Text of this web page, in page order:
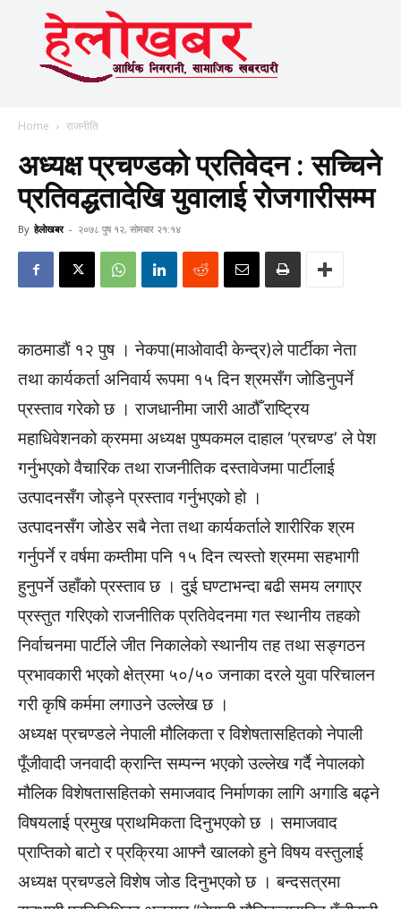
Home राजनीति
अध्यक्ष प्रचण्डको प्रतिवेदन : सच्चिने
प्रतिवद्धतादेखि युवालाई रोजगारीसम्म
By हेलाेखबर - २०७८ पुष १२, सोमबार २१:१४
काठमाडाैं १२ पुष । नेकपा(माओवादी केन्द्र)ले पार्टीका नेता
तथा कार्यकर्ता अनिवार्य रूपमा १५ दिन श्रमसँग जोडिनुपर्ने
प्रस्ताव गरेको छ । राजधानीमा जारी आठौँ राष्ट्रिय
महाधिवेशनको क्रममा अध्यक्ष पुष्पकमल दाहाल ‘प्रचण्ड’ ले पेश
गर्नुभएको वैचारिक तथा राजनीतिक दस्तावेजमा पार्टीलाई
उत्पादनसँग जोड्ने प्रस्ताव गर्नुभएको हो ।
उत्पादनसँग जोडेर सबै नेता तथा कार्यकर्ताले शारीरिक श्रम
गर्नुपर्ने र वर्षमा कम्तीमा पनि १५ दिन त्यस्तो श्रममा सहभागी
हुनुपर्ने उहाँको प्रस्ताव छ । दुई घण्टाभन्दा बढी समय लगाएर
प्रस्तुत गरिएको राजनीतिक प्रतिवेदनमा गत स्थानीय तहको
निर्वाचनमा पार्टीले जीत निकालेको स्थानीय तह तथा सङ्गठन
प्रभावकारी भएको क्षेत्रमा ५०/५० जनाका दरले युवा परिचालन
गरी कृषि कर्ममा लगाउने उल्लेख छ ।
अध्यक्ष प्रचण्डले नेपाली मौलिकता र विशेषतासहितको नेपाली
पूँजीवादी जनवादी क्रान्ति सम्पन्न भएको उल्लेख गर्दै नेपालको
मौलिक विशेषतासहितको समाजवाद निर्माणका लागि अगाडि बढ्ने
विषयलाई प्रमुख प्राथमिकता दिनुभएको छ । समाजवाद
प्राप्तिको बाटो र प्रक्रिया आफ्नै खालको हुने विषय वस्तुलाई
अध्यक्ष प्रचण्डले विशेष जोड दिनुभएको छ । बन्दसत्रमा